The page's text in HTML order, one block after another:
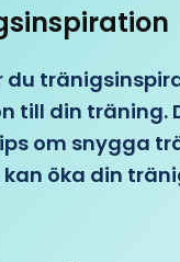
du
till din träning.
om snygga
kan öka din